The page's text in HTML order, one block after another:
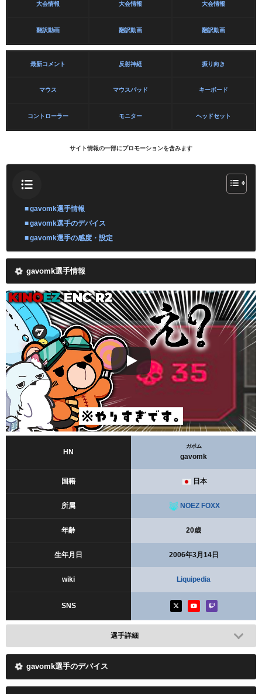
大会情報 大会情報 大会情報
翻訳動画 翻訳動画 翻訳動画
最新コメント 反射神経 振り向き
マウス マウスパッド キーボード
コントローラー モニター ヘッドセット
サイト情報の一部にプロモーションを含みます
gavomk選手情報
gavomk選手のデバイス
gavomk選手の感度・設定
gavomk選手情報
HN
ガボム
gavomk
国籍 日本
所属 NOEZ FOXX
年齢 20歳
生年月日 2006年3月14日
wiki Liquipedia
SNS
選手詳細
gavomk選手のデバイス